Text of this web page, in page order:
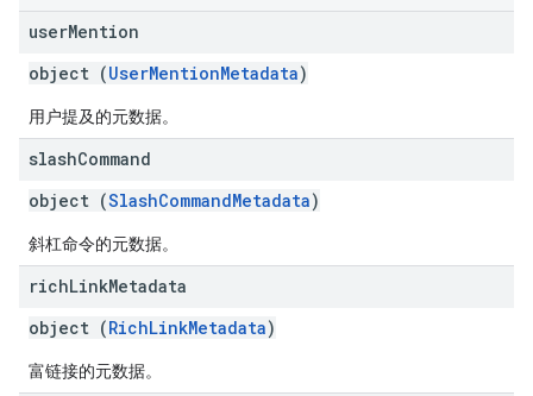
userMention
object (UserMentionMetadata)
用户提及的元数据。
slashCommand
object (SlashCommandMetadata)
斜杠命令的元数据。
richLinkMetadata
object (RichLinkMetadata)
富链接的元数据。